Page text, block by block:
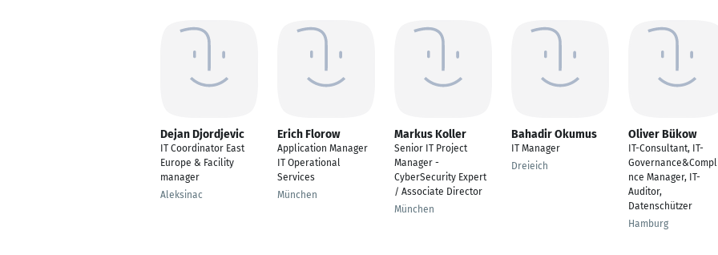
Dejan Djordjevic
IT Coordinator East
Europe & Facility
manager
Aleksinac
Erich Florow
Application Manager
IT Operational
Services
München
Markus Koller
Senior IT Project
Manager -
CyberSecurity Expert
/ Associate Director
München
Bahadir Okumus
IT Manager
Dreieich
Oliver Bükow
IT-Consultant, IT-
nce Manager, IT-
Auditor,
Datenschützer
Hamburg